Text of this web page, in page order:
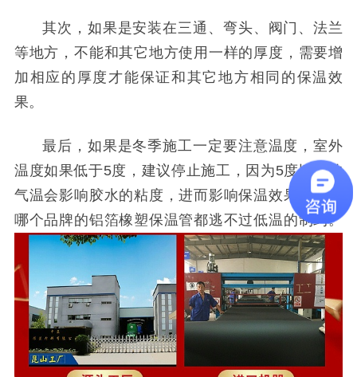
其次，如果是安装在三通、弯头、阀门、法兰
等地方，不能和其它地方使用一样的厚度，需要增
加相应的厚度才能保证和其它地方相同的保温效
果。
最后，如果是冬季施工一定要注意温度，室外
温度如果低于5度，建议停止施工，因为5度以下的
气温会影响胶水的粘度，进而影响保温效果，不管
哪个品牌的铝箔橡塑保温管都逃不过低温的制约。